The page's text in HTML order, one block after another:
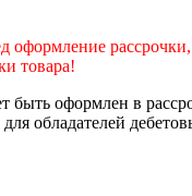
оформление
товара!
быть оформлен в
обладателей